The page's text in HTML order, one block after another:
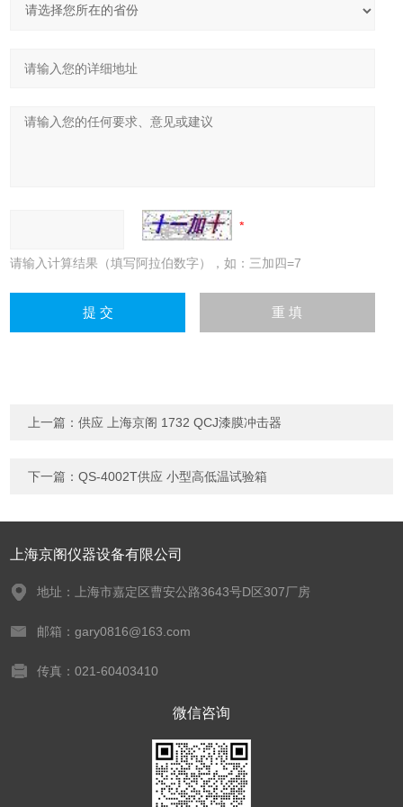
请输入计算结果（填写阿拉伯数字），如：三加四=7
上一篇：供应 上海京阁 1732 QCJ漆膜冲击器
下一篇：QS-4002T供应 小型高低温试验箱
上海京阁仪器设备有限公司
地址：上海市嘉定区曹安公路3643号D区307厂房
邮箱：gary0816@163.com
传真：021-60403410
微信咨询